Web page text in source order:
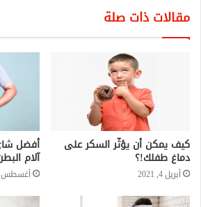
مقالات ذات صلة
كيف يمكن أن يؤثّر السكر على
دماغ طفلك!؟
أبريل 4, 2021
أفضل
آلام
أغسطس 27, 2020